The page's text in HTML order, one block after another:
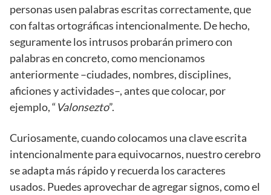
personas usen palabras escritas correctamente, que
con faltas ortográficas intencionalmente. De hecho,
seguramente los intrusos probarán primero con
palabras en concreto, como mencionamos
anteriormente –ciudades, nombres, disciplines,
aficiones y actividades–, antes que colocar, por
ejemplo, “Valonsezto”.
Curiosamente, cuando colocamos una clave escrita
intencionalmente para equivocarnos, nuestro cerebro
se adapta más rápido y recuerda los caracteres
usados. Puedes aprovechar de agregar signos, como el